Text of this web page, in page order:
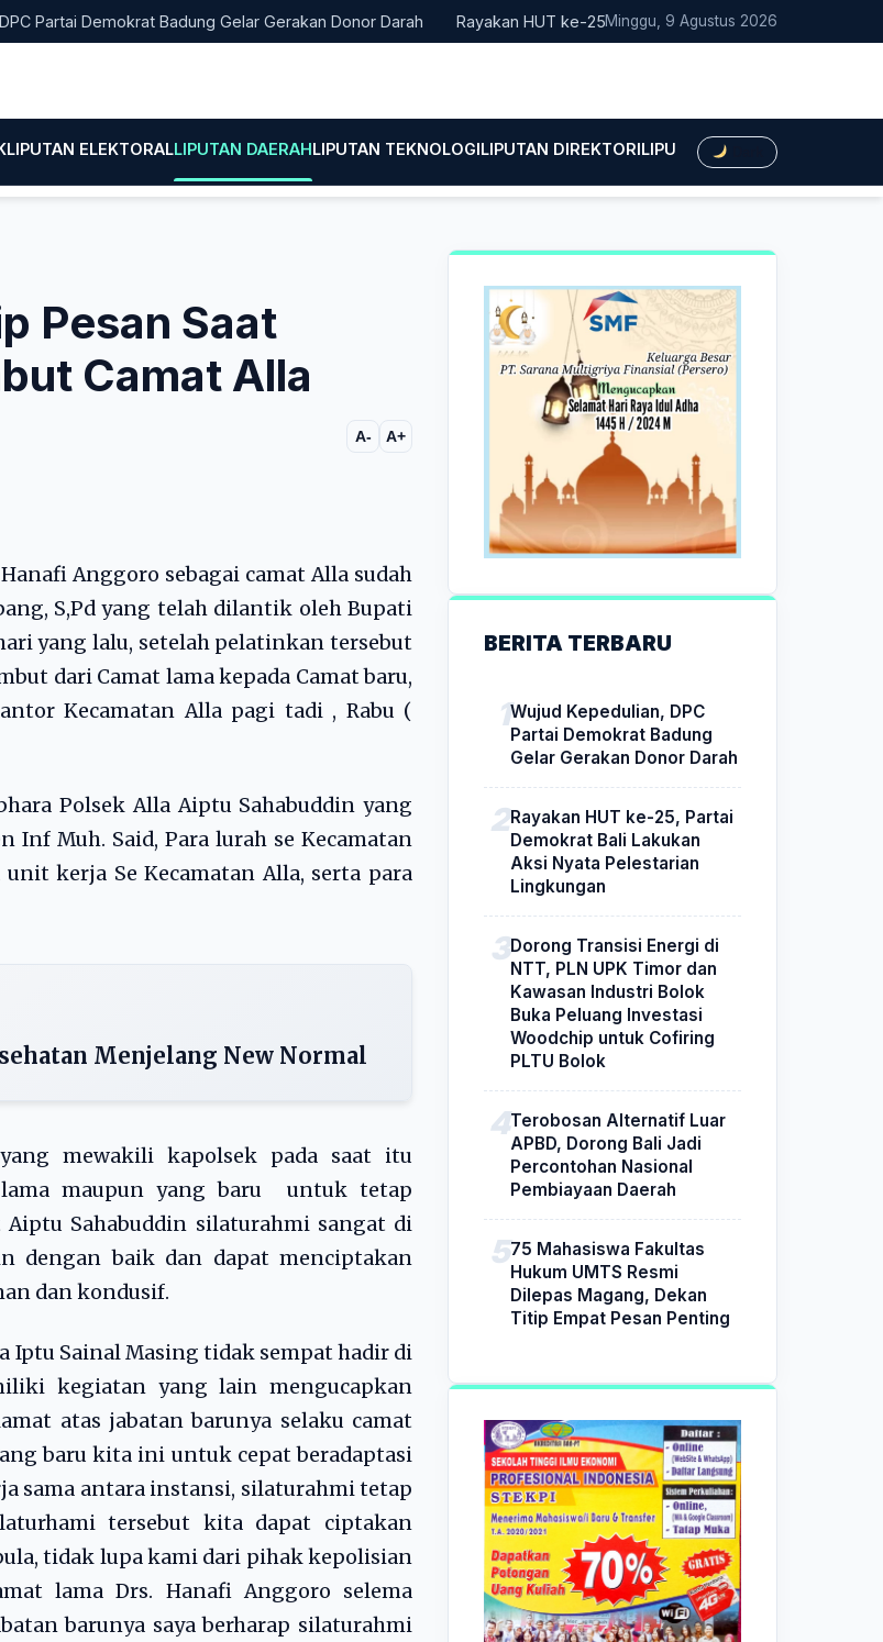
Demokrat Badung Gelar Gerakan Donor Darah Rayakan HUT ke-25, Partai Demokrat Bali Lakukan Aksi Nyata
Minggu, 9 Agustus 2026
LIPUTAN ELEKTORALLIPUTAN DAERAHLIPUTAN TEKNOLOGILIPUTAN DIREKTORILIPUTAN HUKUMLIPUTAN
Pesan Saat
Camat Alla
A- A+
Anggoro sebagai camat Alla sudah
S,Pd yang telah dilantik oleh Bupati
yang lalu, setelah pelatinkan tersebut
dari Camat lama kepada Camat baru,
Kecamatan Alla pagi tadi , Rabu (
Polsek Alla Aiptu Sahabuddin yang
Muh. Said, Para lurah se Kecamatan
unit kerja Se Kecamatan Alla, serta para
Menjelang New Normal
mewakili kapolsek pada saat itu
maupun yang baru untuk tetap
Sahabuddin silaturahmi sangat di
dengan baik dan dapat menciptakan
dan kondusif.
Iptu Sainal Masing tidak sempat hadir di
kegiatan yang lain mengucapkan
atas jabatan barunya selaku camat
baru kita ini untuk cepat beradaptasi
sama antara instansi, silaturahmi tetap
tersebut kita dapat ciptakan
tidak lupa kami dari pihak kepolisian
lama Drs. Hanafi Anggoro selema
barunya saya berharap silaturahmi
BERITA TERBARU
Wujud Kepedulian, DPC
Partai Demokrat Badung
Gelar Gerakan Donor Darah
Rayakan HUT ke-25, Partai
Demokrat Bali Lakukan
Aksi Nyata Pelestarian
Lingkungan
Dorong Transisi Energi di
NTT, PLN UPK Timor dan
Kawasan Industri Bolok
Buka Peluang Investasi
Woodchip untuk Cofiring
PLTU Bolok
Terobosan Alternatif Luar
APBD, Dorong Bali Jadi
Percontohan Nasional
Pembiayaan Daerah
75 Mahasiswa Fakultas
Hukum UMTS Resmi
Dilepas Magang, Dekan
Titip Empat Pesan Penting